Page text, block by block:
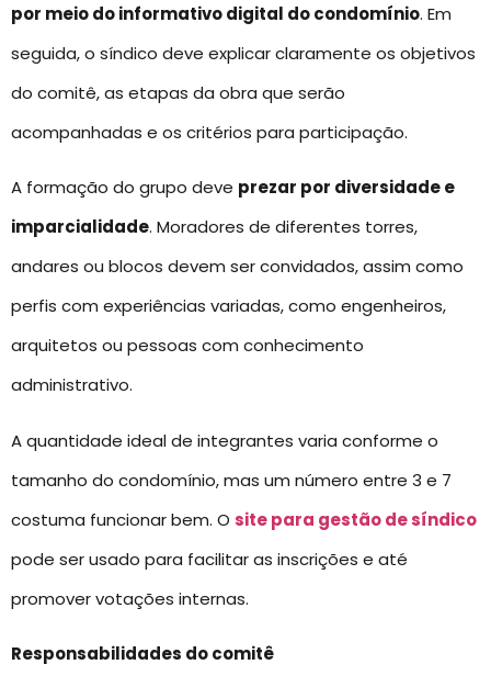
por meio do informativo digital do condomínio. Em
seguida, o síndico deve explicar claramente os objetivos
do comitê, as etapas da obra que serão
acompanhadas e os critérios para participação.
A formação do grupo deve prezar por diversidade e
imparcialidade. Moradores de diferentes torres,
andares ou blocos devem ser convidados, assim como
perfis com experiências variadas, como engenheiros,
arquitetos ou pessoas com conhecimento
administrativo.
A quantidade ideal de integrantes varia conforme o
tamanho do condomínio, mas um número entre 3 e 7
costuma funcionar bem. O site para gestão de síndico
pode ser usado para facilitar as inscrições e até
promover votações internas.
Responsabilidades do comitê